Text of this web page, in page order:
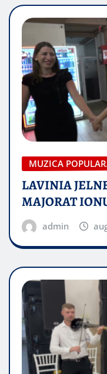
MUZICA
LAVINIA
MAJORAT
admin